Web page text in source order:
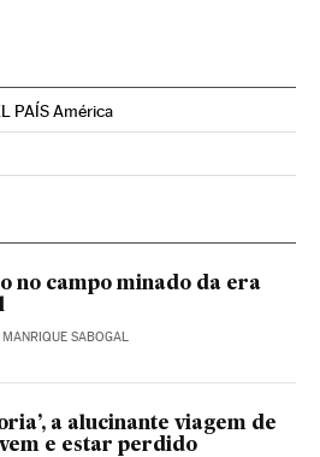
PAÍS América
en Instagram
en Facebook
no campo minado da era
SABOGAL
a alucinante viagem de
e estar perdido